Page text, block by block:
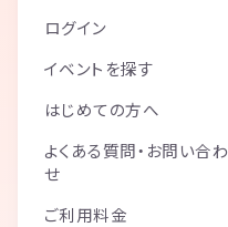
ログイン
イベントを探す
はじめての方へ
よくある質問・お問い合わ
せ
ご利用料金